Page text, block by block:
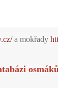
a mokřady